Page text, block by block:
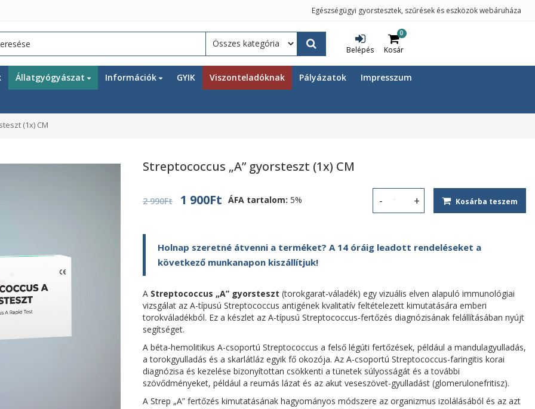
Egészségügyi gyorstesztek, szűrések és eszközök webáruháza
Belépés
0
Kosár
Állatgyógyászat Információk GYIK Viszonteladóknak Pályázatok Impresszum
(1x) CM
Streptococcus „A” gyorsteszt (1x) CM
2 990Ft
Original
2
990Ft.
1 900Ft Current
1
900Ft.
ÁFA tartalom: 5% Streptococcus "A" gyorsteszt (1x)
Kosárba teszem
Holnap szeretné átvenni a terméket? A 14 óráig leadott rendeléseket a
következő munkanapon kiszállítjuk!
A Streptococcus „A” gyorsteszt (torokgarat-váladék) egy vizuális elven alapuló immunológiai
vizsgálat az A-típusú Streptococcus antigének kvalitatív feltételezett kimutatására emberi
torokváladékból. Ez a készlet az A-típusú Streptococcus-fertőzés diagnózisának felállításában nyújt
segítséget.
A béta-hemolitikus A-csoportú Streptococcus a felső légúti fertőzések, például a mandulagyulladás,
a torokgyulladás és a skarlátláz egyik fő okozója. Az A-csoportú Streptococcus-faringitis korai
diagnózisa és kezelése bizonyítottan csökkenti a tünetek súlyosságát és a további
szövődményeket, például a reumás lázat és az akut veseszövet-gyulladást (glomerulonefritisz).
A Strep „A” fertőzés kimutatásának hagyományos módszere az organizmus izolálásából és az azt